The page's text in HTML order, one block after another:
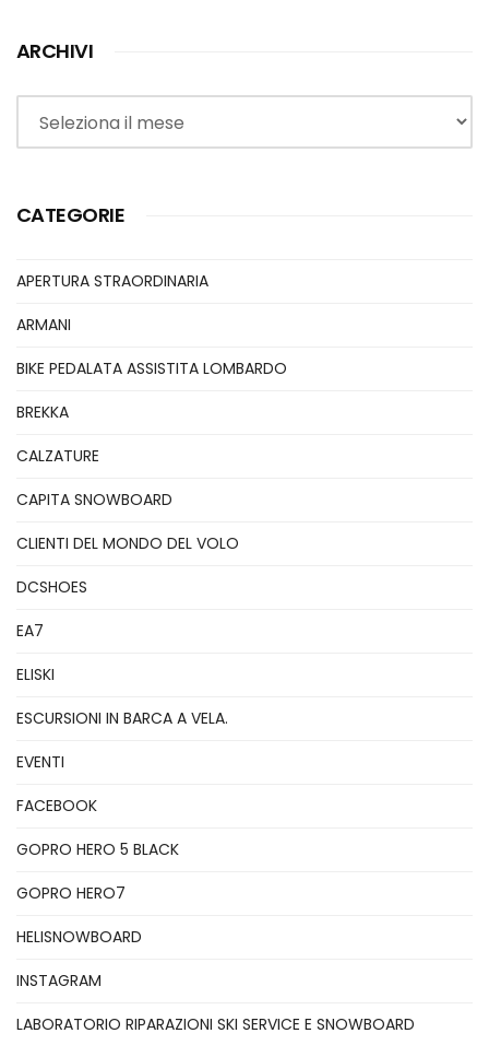
ARCHIVI
Archivi
CATEGORIE
APERTURA STRAORDINARIA
ARMANI
BIKE PEDALATA ASSISTITA LOMBARDO
BREKKA
CALZATURE
CAPITA SNOWBOARD
CLIENTI DEL MONDO DEL VOLO
DCSHOES
EA7
ELISKI
ESCURSIONI IN BARCA A VELA.
EVENTI
FACEBOOK
GOPRO HERO 5 BLACK
GOPRO HERO7
HELISNOWBOARD
INSTAGRAM
LABORATORIO RIPARAZIONI SKI SERVICE E SNOWBOARD